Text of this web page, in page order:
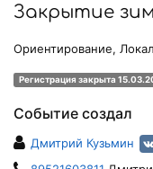
Закрытие
Ориентирование,
Регистрация закрыта
Событие создал
Дмитрий Кузьмин